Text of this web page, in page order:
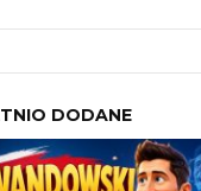
DODANE